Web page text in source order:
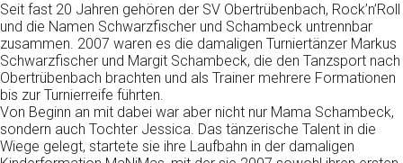
Seit fast 20 Jahren gehören der SV Obertrübenbach, Rock’n’Roll
und die Namen Schwarzfischer und Schambeck untrennbar
zusammen. 2007 waren es die damaligen Turniertänzer Markus
Schwarzfischer und Margit Schambeck, die den Tanzsport nach
Obertrübenbach brachten und als Trainer mehrere Formationen
bis zur Turnierreife führten.
Von Beginn an mit dabei war aber nicht nur Mama Schambeck,
sondern auch Tochter Jessica. Das tänzerische Talent in die
Wiege gelegt, startete sie ihre Laufbahn in der damaligen